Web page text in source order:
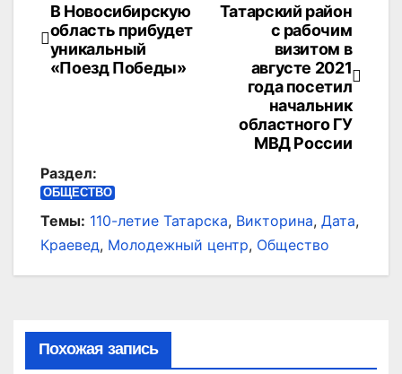
Навигация
по
Татарский район
с рабочим
визитом в
августе 2021
года посетил
начальник
областного ГУ
МВД России
В Новосибирскую
область прибудет
уникальный
«Поезд Победы»
Раздел:
ОБЩЕСТВО
Темы: 110-летие Татарска, Викторина, Дата,
Краевед, Молодежный центр, Общество
Похожая запись